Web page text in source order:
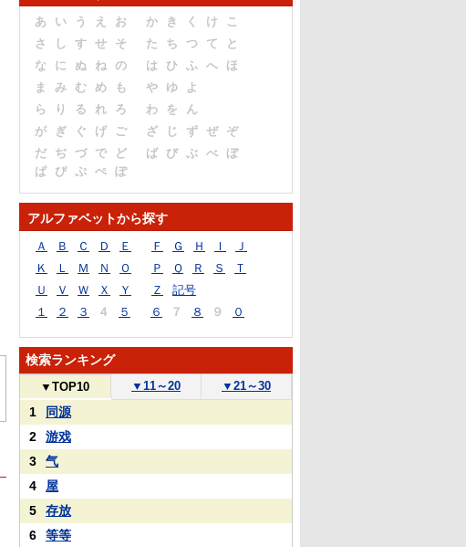
あ い う え お か き く け
こ
さ
し す せ そ た ち つ て
と
な
に ぬ ね の は ひ ふ へ
ほ
ま
み む め も や ゆ
よ
ら
り る れ ろ わ を
ん
が
ぎ ぐ げ ご ざ じ ず ぜ
ぞ
だ
ぢ づ で ど ば び ぶ べ
ぼ
ぱ
ぴ ぷ ぺ ぽ
アルファベットから探す
Ａ Ｂ Ｃ Ｄ Ｅ Ｆ Ｇ Ｈ Ｉ
Ｊ
Ｋ
Ｌ Ｍ Ｎ Ｏ Ｐ Ｑ Ｒ Ｓ
Ｔ
Ｕ
Ｖ Ｗ Ｘ Ｙ Ｚ
記号
１
２ ３ ４ ５ ６ ７ ８ ９ ０
検索ランキング
▼ TOP10 ▼ 11～20 ▼ 21～30
1
同源
2
游戏
3
气
4
屋
5
存放
6
等等